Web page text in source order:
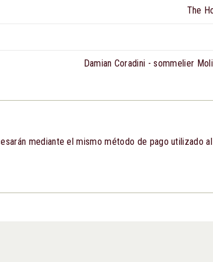
The
Damian Coradini - sommelier
mediante el mismo método de pago utilizado